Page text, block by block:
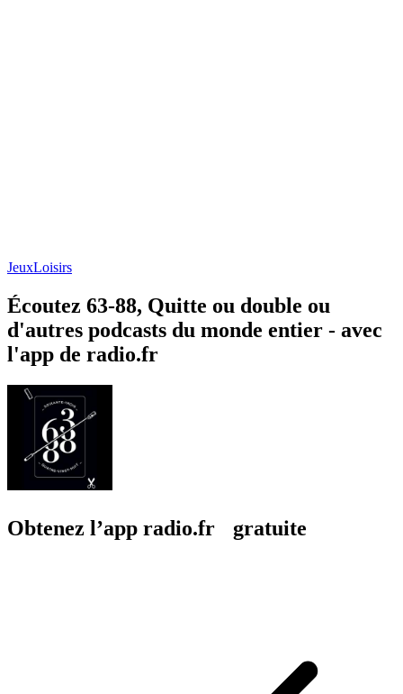
JeuxLoisirs
Écoutez 63-88, Quitte ou double ou
d'autres podcasts du monde entier - avec
l'app de radio.fr
Obtenez l’app radio.fr gratuite